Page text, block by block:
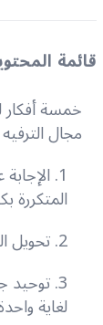
قائمة
خمسة أفكار
مجال الترفيه
1.
المتكررة
2. تحويل التكاليف إلى أرباح
3. توحيد
لغاية